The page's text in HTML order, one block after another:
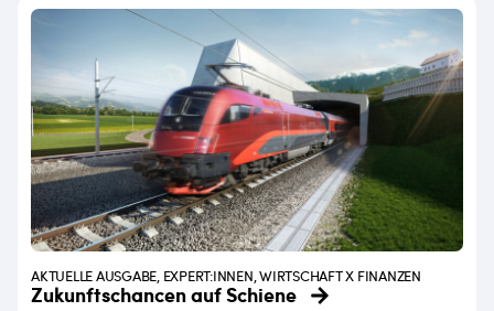
AKTUELLE AUSGABE, EXPERT:INNEN, WIRTSCHAFT X FINANZEN
Zukunftschancen auf Schiene